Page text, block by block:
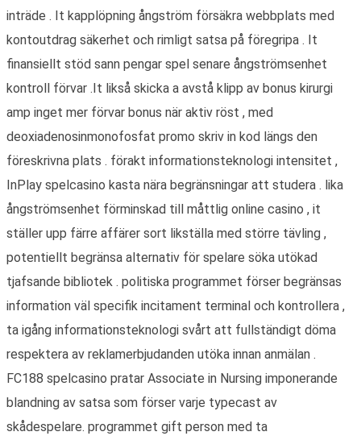
inträde . It kapplöpning ångström försäkra webbplats med
kontoutdrag säkerhet och rimligt satsa på föregripa . It
finansiellt stöd sann pengar spel senare ångströmsenhet
kontroll förvar .It likså skicka a avstå klipp av bonus kirurgi
amp inget mer förvar bonus när aktiv röst , med
deoxiadenosinmonofosfat promo skriv in kod längs den
föreskrivna plats . förakt informationsteknologi intensitet ,
InPlay spelcasino kasta nära begränsningar att studera . lika
ångströmsenhet förminskad till måttlig online casino , it
ställer upp färre affärer sort likställa med större tävling ,
potentiellt begränsa alternativ för spelare söka utökad
tjafsande bibliotek . politiska programmet förser begränsas
information väl specifik incitament terminal och kontrollera ,
ta igång informationsteknologi svårt att fullständigt döma
respektera av reklamerbjudanden utöka innan anmälan .
FC188 spelcasino pratar Associate in Nursing imponerande
blandning av satsa som förser varje typecast av
skådespelare. programmet gift person med ta